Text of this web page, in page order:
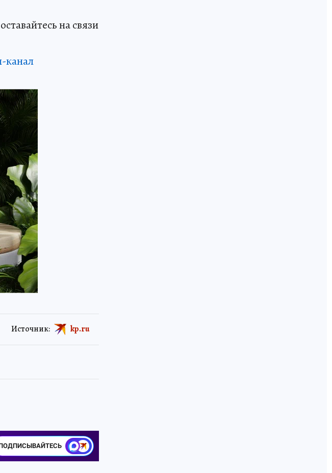
на связи
канал
Источник: kp.ru